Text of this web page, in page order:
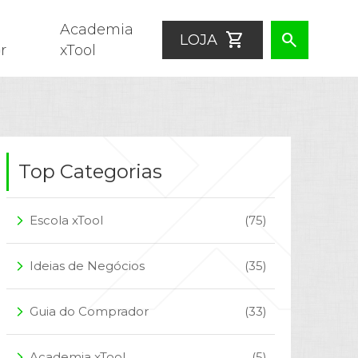
Academia
xTool
LOJA shopping_cart search
Top Categorias
arrow_forward_ios Escola xTool (75)
arrow_forward_ios Ideias de Negócios (35)
arrow_forward_ios Guia do Comprador (33)